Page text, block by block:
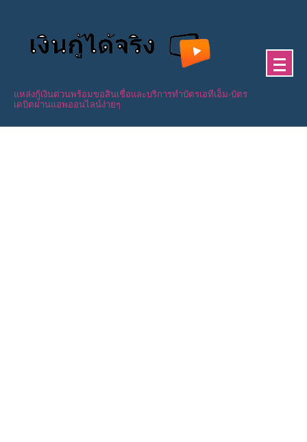
แหล่งกู้เงินด่วนพร้อมขอสินเชื่อและบริการทำบัตรเอทีเอ็ม-บัตร
เดบิตผ่านแอพออนไลน์ง่ายๆ